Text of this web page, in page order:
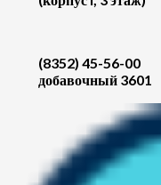
(8352) 45-56-00
добавочный 3601